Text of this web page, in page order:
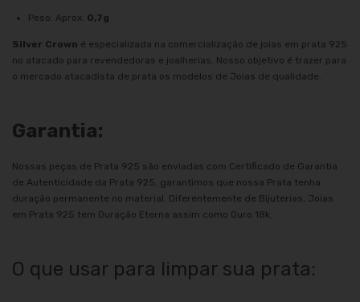
Peso: Aprox. 0,7g
Silver Crown é especializada na comercialização de joias em prata 925
no atacado para revendedoras e joalherias. Nosso objetivo é trazer para
o mercado atacadista de prata os modelos de Joias de qualidade.
Garantia:
Nossas peças de Prata 925 são enviadas com Certificado de Garantia
de Autenticidade da Prata 925, garantimos que nossa Prata tenha
duração permanente no material. Diferentemente de Bijuterias, Joias
em Prata 925 tem Duração Eterna assim como Ouro 18k.
O que usar para limpar sua prata: